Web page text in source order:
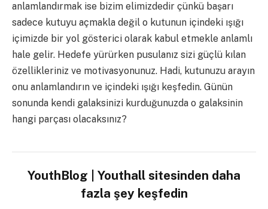
anlamlandırmak ise bizim elimizdedir çünkü başarı
sadece kutuyu açmakla değil o kutunun içindeki ışığı
içimizde bir yol gösterici olarak kabul etmekle anlamlı
hale gelir. Hedefe yürürken pusulanız sizi güçlü kılan
özellikleriniz ve motivasyonunuz. Hadi, kutunuzu arayın
onu anlamlandırın ve içindeki ışığı keşfedin. Günün
sonunda kendi galaksinizi kurduğunuzda o galaksinin
hangi parçası olacaksınız?
YouthBlog | Youthall sitesinden daha
fazla şey keşfedin